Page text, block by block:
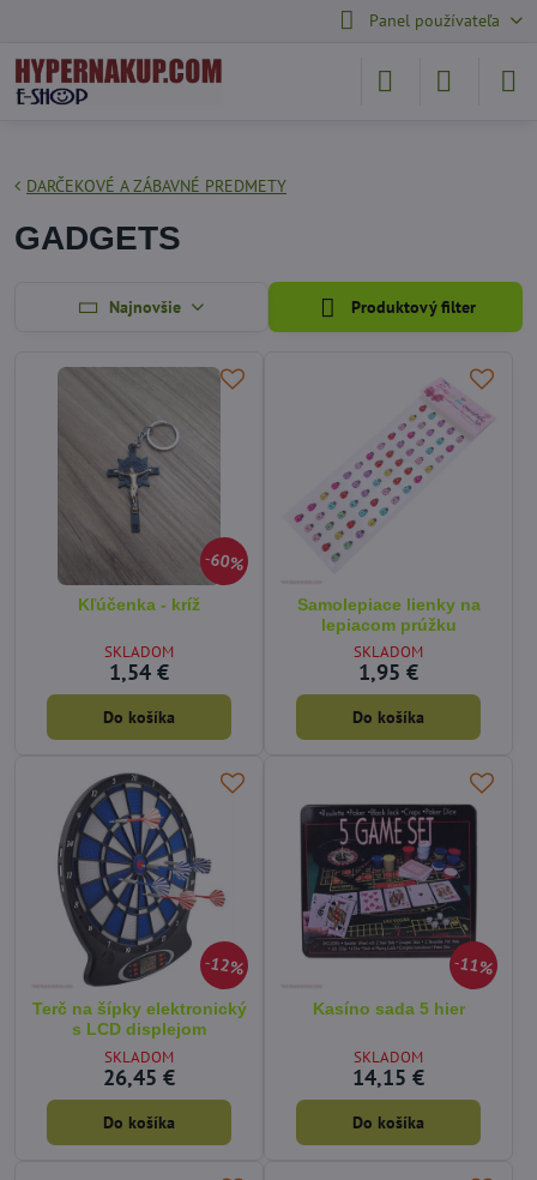
Panel používateľa
DARČEKOVÉ A ZÁBAVNÉ PREDMETY
GADGETS
Najnovšie Produktový filter
60%
Kľúčenka - kríž
SKLADOM
1,54 €
Do košíka
Samolepiace lienky na
lepiacom prúžku
SKLADOM
1,95 €
Do košíka
12%
Terč na šípky elektronický
s LCD displejom
SKLADOM
26,45 €
Do košíka
11%
Kasíno sada 5 hier
SKLADOM
14,15 €
Do košíka